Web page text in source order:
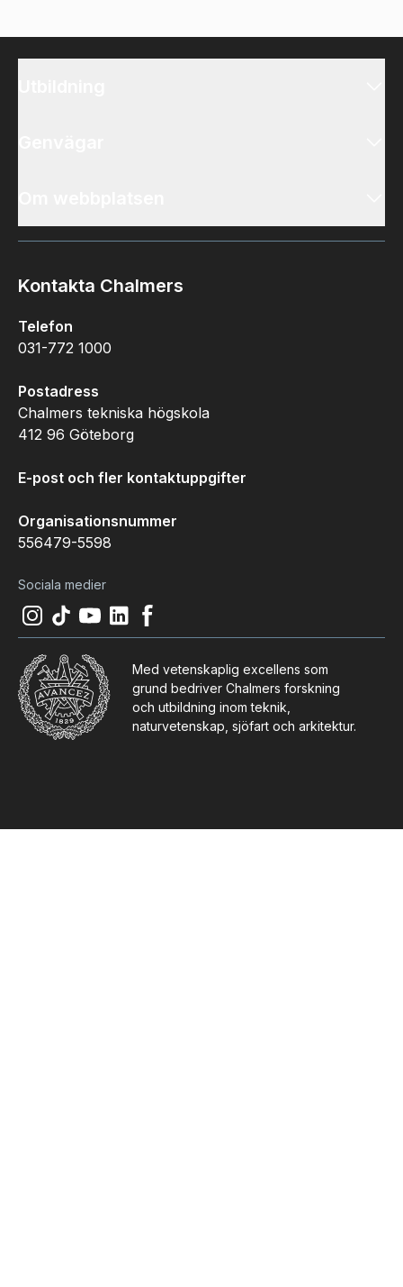
Kontakta Chalmers
Telefon
031-772 1000
Postadress
Chalmers tekniska högskola
412 96 Göteborg
E-post och fler kontaktuppgifter
Organisationsnummer
556479-5598
Sociala medier
Instagram
(Öppnas i ny flik)
Tiktok
(Öppnas i ny flik
Youtube
(Öppnas i ny flik
LinkedIn
(Öppnas i ny flik
Facebook
(
Med vetenskaplig excellens som
grund bedriver Chalmers forskning
och utbildning inom teknik,
naturvetenskap, sjöfart och arkitektur.